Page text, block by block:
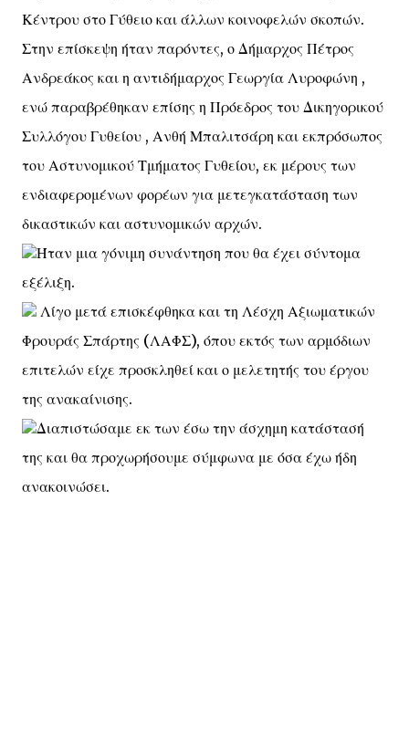
Κέντρου στο Γύθειο και άλλων κοινοφελών σκοπών.
Στην επίσκεψη ήταν παρόντες, ο Δήμαρχος Πέτρος
Ανδρεάκος και η αντιδήμαρχος Γεωργία Λυροφώνη ,
ενώ παραβρέθηκαν επίσης η Πρόεδρος του Δικηγορικού
Συλλόγου Γυθείου , Ανθή Μπαλιτσάρη και εκπρόσωπος
του Αστυνομικού Τμήματος Γυθείου, εκ μέρους των
ενδιαφερομένων φορέων για μετεγκατάσταση των
δικαστικών και αστυνομικών αρχών.
Ήταν μια γόνιμη συνάντηση που θα έχει σύντομα
εξέλιξη.
Λίγο μετά επισκέφθηκα και τη Λέσχη Αξιωματικών
Φρουράς Σπάρτης (ΛΑΦΣ), όπου εκτός των αρμόδιων
επιτελών είχε προσκληθεί και ο μελετητής του έργου
της ανακαίνισης.
Διαπιστώσαμε εκ των έσω την άσχημη κατάστασή
της και θα προχωρήσουμε σύμφωνα με όσα έχω ήδη
ανακοινώσει.